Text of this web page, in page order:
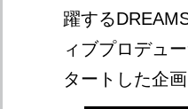
躍する
ィブプロデュ
タートした企画